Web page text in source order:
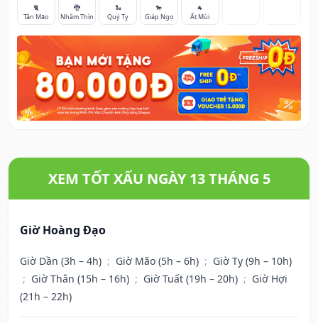
🐈
Tân Mão
🐉
Nhâm Thìn
🐍
Quý Tỵ
🐎
Giáp Ngọ
🐐
Ất Mùi
XEM TỐT XẤU NGÀY 13 THÁNG 5
Giờ Hoàng Đạo
Giờ Dần (3h – 4h) ; Giờ Mão (5h – 6h) ; Giờ Tỵ (9h – 10h)
; Giờ Thân (15h – 16h) ; Giờ Tuất (19h – 20h) ; Giờ Hợi
(21h – 22h)